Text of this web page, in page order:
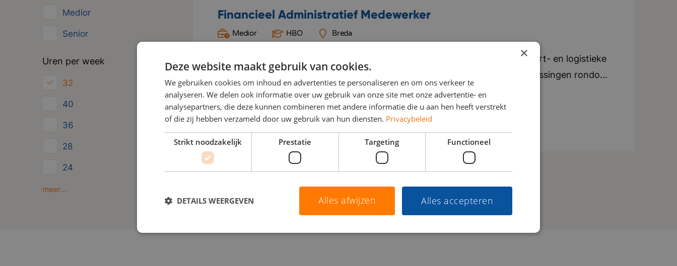
Medior
Senior
Uren per week
32
40
36
28
24
Minder dan 24
meer...
ongeveer 150 medewerkers. Het is meer dan alleen stoelen en tafels verkopen; er worden
Dynamisch, Resultaatgericht, Creatief.
Financieel Administratief Medewerker
Medior HBO Breda
Onze opdrachtgever is een internationale dienstverlener binnen de transport- en logistieke
sector. Het bedrijf ondersteunt transporteurs met slimme en efficiënte oplossingen rondom
brandstof, tol en administratieve processen. Met de hun speciale kaart kunnen klanten
voordelig tanken binnen een uitgebreid Europees netwerk van duizenden tankstations. Ze
onderscheiden zich door persoonlijke service, flexibiliteit en een sterke focus op gemak en
efficiëntie. De organisatie werkt nauw samen met internationale transportbedrijven, van
zelfstandige chauffeurs tot grote fleetowners, en helpt hen dagelijks om hun operatie
soepel en kostenefficiënt te laten verlopen. Bedrijf in vijf woorden: transparant, ambitieus,
internationaal, gedreven, ondernemend
Direct solliciteren Bekijk vacature
×
Deze website maakt gebruik van cookies.
We gebruiken cookies om inhoud en advertenties te personaliseren en om ons verkeer te
analyseren. We delen ook informatie over uw gebruik van onze site met onze advertentie- en
analysepartners, die deze kunnen combineren met andere informatie die u aan hen heeft verstrekt
of die zij hebben verzameld door uw gebruik van hun diensten. Privacybeleid
Strikt noodzakelijk Prestatie Targeting Functioneel
Alles accepteren
Alles afwijzen
DETAILS WEERGEVEN